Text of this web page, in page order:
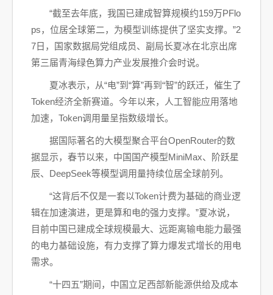
“截至去年底，我国已建成智算规模约159万PFlo
ps，位居全球第二，为模型训练提供了坚实支撑。”2
7日，国家数据局党组成员、副局长夏冰在北京出席
第三届青海绿色算力产业发展推介会时说。
夏冰表示，从“电”到“算”再到“智”的跃迁，催生了
Token经济全新赛道。今年以来，人工智能应用落地
加速，Token调用量呈指数级增长。
据国际著名的大模型聚合平台OpenRouter的数
据显示，春节以来，中国国产模型MiniMax、阶跃星
辰、DeepSeek等模型调用量持续位居全球前列。
“这背后不仅是一套以Token计费为基础的商业逻
辑在加速演进，更是算和电的强力支撑。”夏冰说，
目前中国已建成全球规模最大、远距离输电能力最强
的电力基础设施，有力支撑了算力爆发式增长的用电
需求。
“十四五”期间，中国立足西部新能源供给及成本